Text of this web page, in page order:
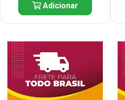
Adicionar